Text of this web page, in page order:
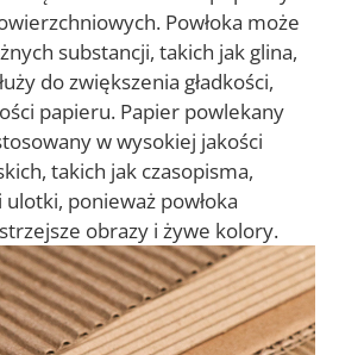
Powłoka może
substancji, takich jak glina,
do zwiększenia gładkości,
papieru. Papier powlekany
w wysokiej jakości
takich jak czasopisma,
ponieważ powłoka
obrazy i żywe kolory.